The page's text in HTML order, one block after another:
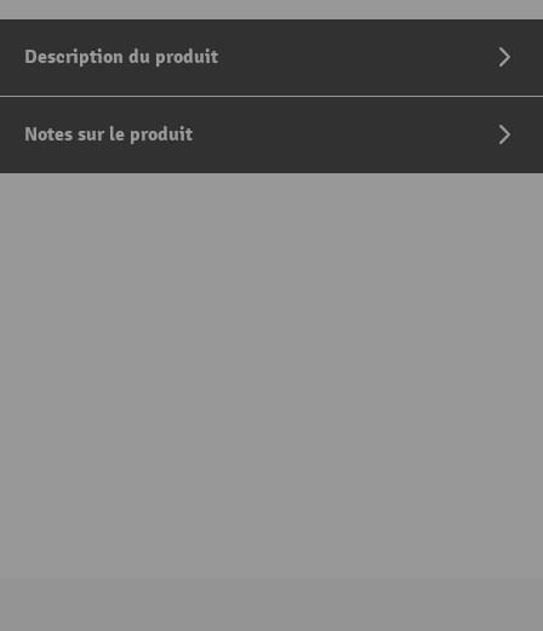
Description du produit
Notes sur le produit